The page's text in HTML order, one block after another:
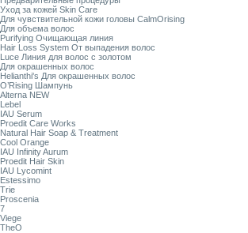
Уход за кожей Skin Care
Для чувствительной кожи головы CalmOrising
Для объема волос
Purifying Очищающая линия
Hair Loss System От выпадения волос
Luce Линия для волос с золотом
Для окрашенных волос
Helianthi's Для окрашенных волос
O’Rising Шампунь
Alterna NEW
Lebel
IAU Serum
Proedit Care Works
Natural Hair Soap & Treatment
Cool Orange
IAU Infinity Aurum
Proedit Hair Skin
IAU Lycomint
Estessimo
Trie
Proscenia
7
Viege
TheO